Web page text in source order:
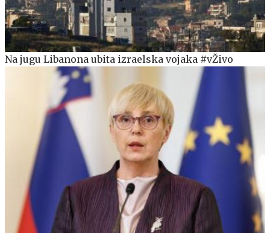
Na jugu Libanona ubita izraelska vojaka #vŽivo